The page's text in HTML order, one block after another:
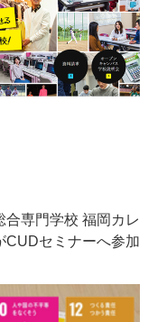
専門学校 福岡カレ
CUDセミナーへ参加